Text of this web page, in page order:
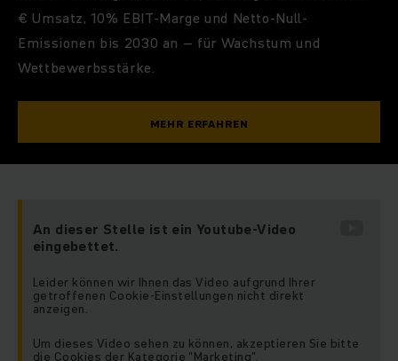
€ Umsatz, 10% EBIT-Marge und Netto-Null-
Emissionen bis 2030 an – für Wachstum und
Wettbewerbsstärke.
MEHR ERFAHREN
An dieser Stelle ist ein Youtube-Video
eingebettet.
Leider können wir Ihnen das Video aufgrund Ihrer
getroffenen Cookie-Einstellungen nicht direkt
anzeigen.
Um dieses Video sehen zu können, akzeptieren Sie bitte
die Cookies der Kategorie "Marketing".